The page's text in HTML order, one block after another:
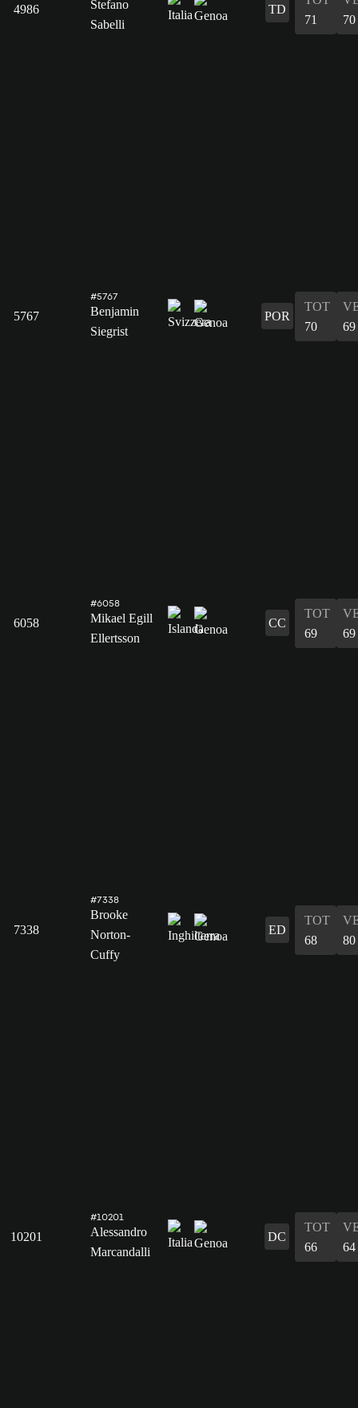
4986
Stefano
Sabelli
TD
71
70
5767
#5767
Benjamin
Siegrist
POR
TOT
70
69
6058
#6058
Mikael Egill
Ellertsson
CC
TOT
69
69
7338
#7338
Brooke
Norton-
Cuffy
ED
TOT
68
80
10201
#10201
Alessandro
Marcandalli
DC
TOT
66
64